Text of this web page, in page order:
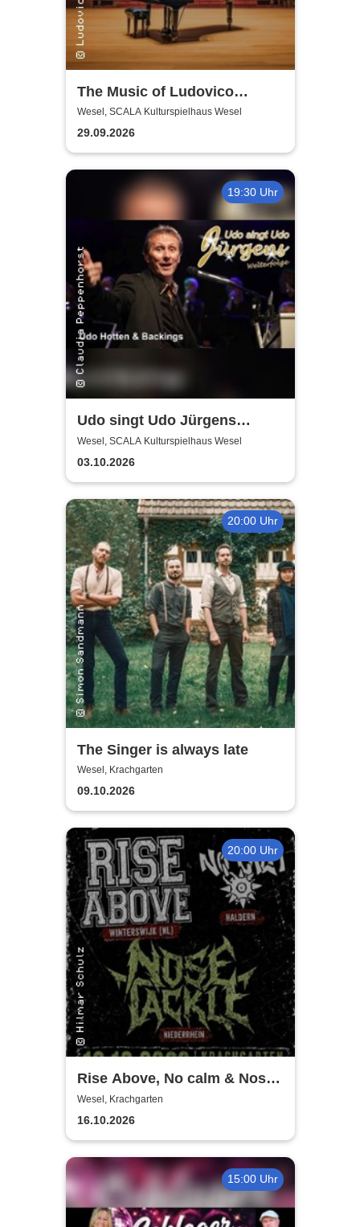
The Music of Ludovico
Einaudi: Tribute-
Klavierkonzert - Ludovico
Einaudi Tribute bei
Kerzenschein
Wesel, SCALA Kulturspielhaus Wesel
29.09.2026
19:30 Uhr
Udo singt Udo Jürgens
Welterfolge - Udo Hotten &
Backings
Wesel, SCALA Kulturspielhaus Wesel
03.10.2026
20:00 Uhr
The Singer is always late
Wesel, Krachgarten
09.10.2026
20:00 Uhr
Rise Above, No calm & Nose
Tackle | Krachgarten Wesel
Wesel, Krachgarten
16.10.2026
15:00 Uhr